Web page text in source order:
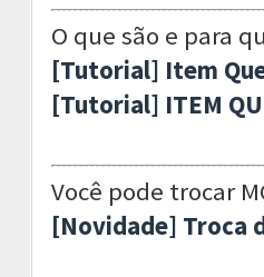
O que são e para
[Tutorial] Item
[Tutorial] ITEM
Você pode trocar
[Novidade] Troca